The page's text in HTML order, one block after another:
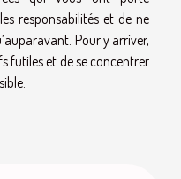
responsabilités et de ne
Pour y arriver,
futiles et de se concentrer